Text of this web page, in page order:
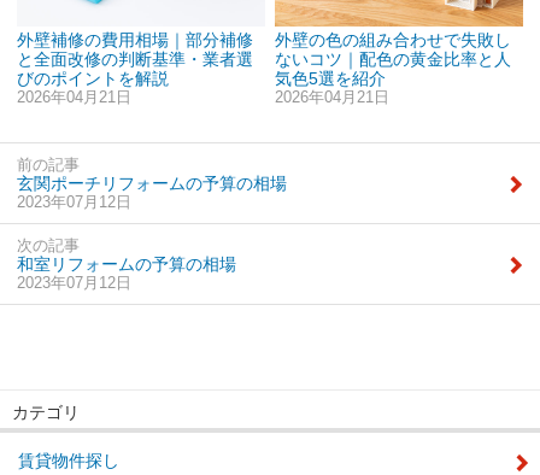
外壁補修の費用相場｜部分補修
と全面改修の判断基準・業者選
びのポイントを解説
2026年04月21日
外壁の色の組み合わせで失敗し
ないコツ｜配色の黄金比率と人
気色5選を紹介
2026年04月21日
前の記事
玄関ポーチリフォームの予算の相場
2023年07月12日
次の記事
和室リフォームの予算の相場
2023年07月12日
カテゴリ
賃貸物件探し